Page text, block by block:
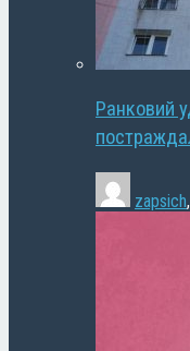
Ранковий
zapsich,